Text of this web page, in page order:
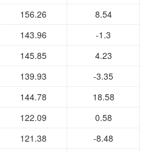
156.26
8.54
143.96
-1.3
145.85
4.23
139.93
-3.35
144.78
18.58
122.09
0.58
121.38
-8.48